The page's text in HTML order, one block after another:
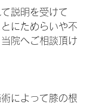
説明を受けて
にためらいや不
院へご相談頂け
によって膝の根